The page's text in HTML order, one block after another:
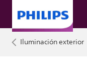
Iluminación exterior